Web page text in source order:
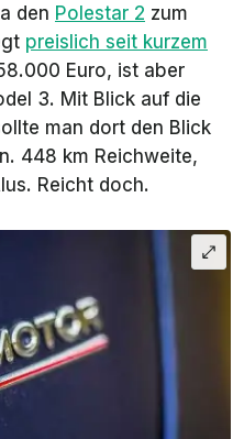
den Polestar 2 zum
preislich seit kurzem
Euro, ist aber
3. Mit Blick auf die
man dort den Blick
448 km Reichweite,
Reicht doch.